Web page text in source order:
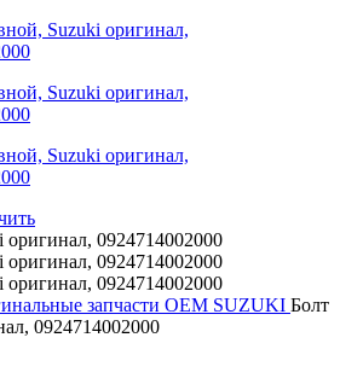
запчасти OEM SUZUKI Болт
0924714002000